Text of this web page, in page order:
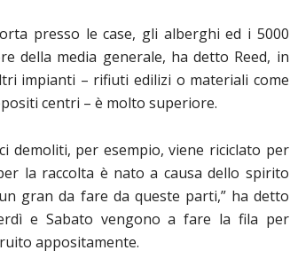
presso le case, gli alberghi ed i 5000
della media generale, ha detto Reed, in
impianti – rifiuti edilizi o materiali come
centri – è molto superiore.
demoliti, per esempio, viene riciclato per
la raccolta è nato a causa dello spirito
gran da fare da queste parti,” ha detto
e Sabato vengono a fare la fila per
appositamente.